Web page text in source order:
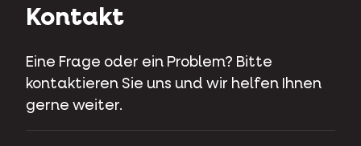
Kontakt
Eine Frage oder ein Problem? Bitte
kontaktieren Sie uns und wir helfen Ihnen
gerne weiter.